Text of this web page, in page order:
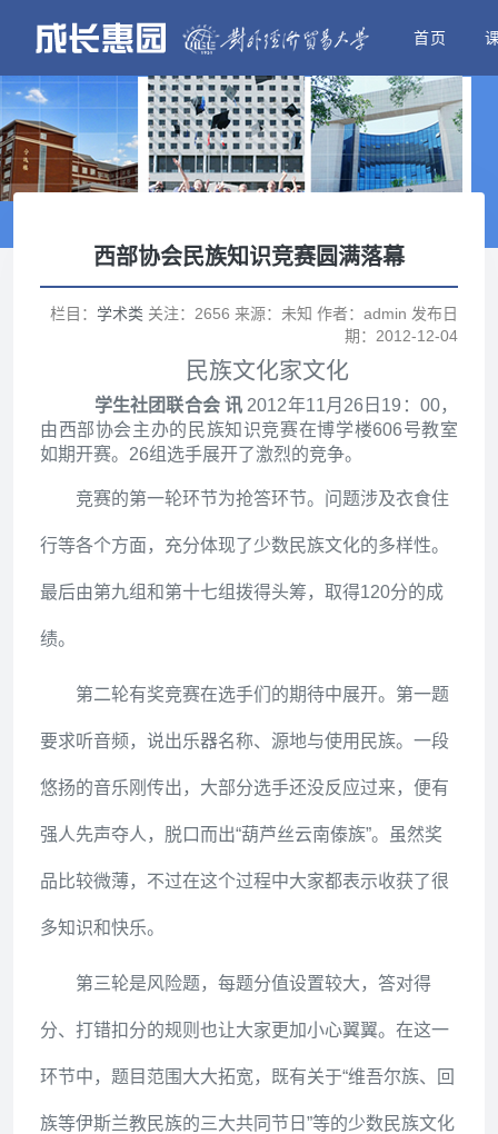
首页
西部协会民族知识竞赛圆满落幕
栏目： 学术类 关注：2656 来源：未知 作者：admin 发布日
期：2012-12-04
民族文化家文化
学生社团联合会 讯 2012年11月26日19：00，
由西部协会主办的民族知识竞赛在博学楼606号教室
如期开赛。26组选手展开了激烈的竞争。
竞赛的第一轮环节为抢答环节。问题涉及衣食住
行等各个方面，充分体现了少数民族文化的多样性。
最后由第九组和第十七组拨得头筹，取得120分的成
绩。
第二轮有奖竞赛在选手们的期待中展开。第一题
要求听音频，说出乐器名称、源地与使用民族。一段
悠扬的音乐刚传出，大部分选手还没反应过来，便有
强人先声夺人，脱口而出“葫芦丝云南傣族”。虽然奖
品比较微薄，不过在这个过程中大家都表示收获了很
多知识和快乐。
第三轮是风险题，每题分值设置较大，答对得
分、打错扣分的规则也让大家更加小心翼翼。在这一
环节中，题目范围大大拓宽，既有关于“维吾尔族、回
族等伊斯兰教民族的三大共同节日”等的少数民族文化